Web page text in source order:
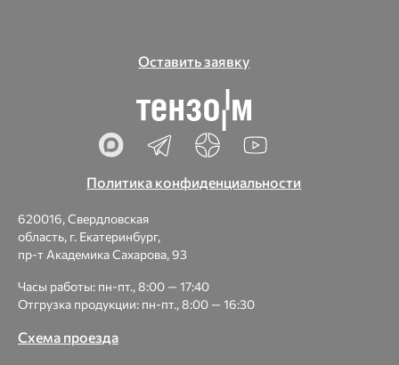
Оставить заявку
Политика конфиденциальности
620016, Свердловская
область, г. Екатеринбург,
пр-т Академика Сахарова, 93
Часы работы: пн-пт., 8:00 — 17:40
Отгрузка продукции: пн-пт., 8:00 — 16:30
Схема проезда